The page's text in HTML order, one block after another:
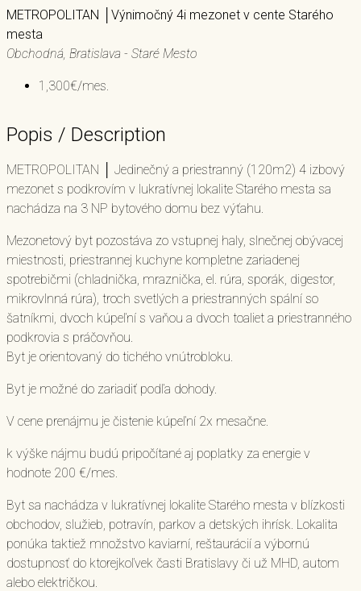
METROPOLITAN │Výnimočný 4i mezonet v cente Starého
mesta
Obchodná, Bratislava - Staré Mesto
1,300€/mes.
Popis / Description
METROPOLITAN │ Jedinečný a priestranný (120m2) 4 izbový
mezonet s podkrovím v lukratívnej lokalite Starého mesta sa
nachádza na 3 NP bytového domu bez výťahu.
Mezonetový byt pozostáva zo vstupnej haly, slnečnej obývacej
miestnosti, priestrannej kuchyne kompletne zariadenej
spotrebičmi (chladnička, mraznička, el. rúra, sporák, digestor,
mikrovlnná rúra), troch svetlých a priestranných spální so
šatníkmi, dvoch kúpeľní s vaňou a dvoch toaliet a priestranného
podkrovia s práčovňou.
Byt je orientovaný do tichého vnútrobloku.
Byt je možné do zariadiť podľa dohody.
V cene prenájmu je čistenie kúpeľní 2x mesačne.
k výške nájmu budú pripočítané aj poplatky za energie v
hodnote 200 €/mes.
Byt sa nachádza v lukratívnej lokalite Starého mesta v blízkosti
obchodov, služieb, potravín, parkov a detských ihrísk. Lokalita
ponúka taktiež množstvo kaviarní, reštaurácií a výbornú
dostupnosť do ktorejkoľvek časti Bratislavy či už MHD, autom
alebo električkou.